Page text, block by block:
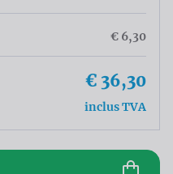
€ 6,30
€ 36,30
inclus TVA